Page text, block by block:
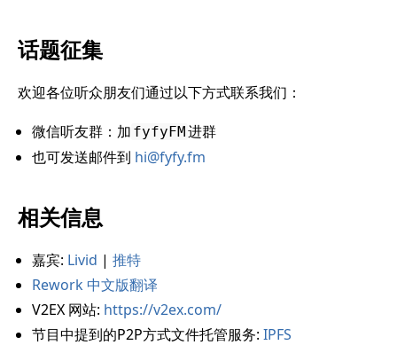
话题征集
欢迎各位听众朋友们通过以下方式联系我们：
微信听友群：加 fyfyFM进群
也可发送邮件到 hi@fyfy.fm
相关信息
嘉宾: Livid | 推特
Rework 中文版翻译
V2EX 网站: https://v2ex.com/
节目中提到的P2P方式文件托管服务: IPFS